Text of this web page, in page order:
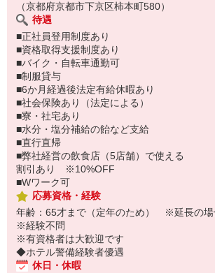
（京都府京都市下京区柿本町580）
待遇
■正社員登用制度あり
■資格取得支援制度あり
■バイク・自転車通勤可
■制服貸与
■6か月経過後法定有給休暇あり
■社会保険あり（法定による）
■寮・社宅あり
■水分・塩分補給の飴など支給
■直行直帰
■弊社経営の飲食店（5店舗）で使える
割引あり ※10%OFF
■Wワーク可
応募資格・経験
年齢：65才まで（定年のため） ※延長の場
※経験不問
※有資格者は大歓迎です
◆ホテル警備経験者優遇
休日・休暇